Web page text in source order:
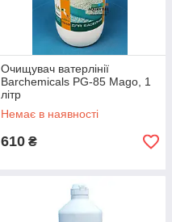
Очищувач ватерлінії
Barchemicals PG-85 Mago, 1
літр
Немає в наявності
610 ₴